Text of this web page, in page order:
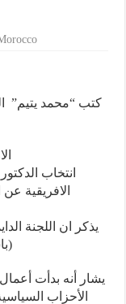
كتب “محمد يتيم”
انتخاب
الافريقية
يذكر ان اللجنة
باستضافة من قسم العلاقات الدولية للحزب)
يشار أنه بدأت